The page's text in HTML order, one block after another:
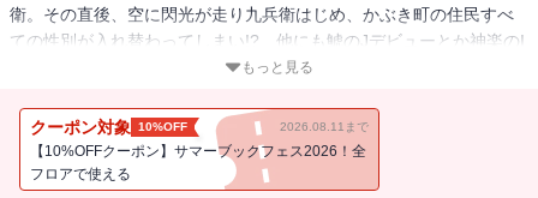
衛。その直後、空に閃光が走り九兵衛はじめ、かぶき町の住民すべ
ての性別が入れ替わってしまい!? 他にも鯱のJデビューとか神楽のI
もっと見る
クーポン対象 10%OFF 2026.08.11まで
【10%OFFクーポン】サマーブックフェス2026！全
フロアで使える